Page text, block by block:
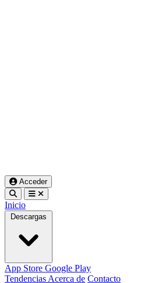
Acceder
Inicio
Descargas
App Store Google Play
Tendencias Acerca de Contacto